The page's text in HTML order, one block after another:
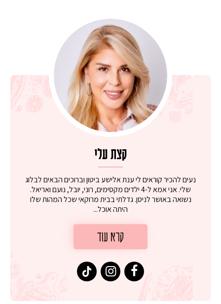
קצת עלי
נעים להכיר קוראים לי ענת אלישע ביטון וברוכים הבאים לבלוג
שלי. אני אמא ל-4 ילדים מקסימים, רוני, יובל, נועם ואריאל.
נשואה באושר לניסן. גדלתי בבית מרוקאי שכל המהות שלו
היתה אוכל...
קרא עוד